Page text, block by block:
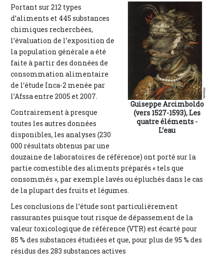
Guiseppe Arcimboldo
(vers 1527-1593), Les
quatre éléments -
L’eau
Portant sur 212 types
d’aliments et 445 substances
chimiques recherchées,
l’évaluation de l’exposition de
la population générale a été
faite à partir des données de
consommation alimentaire
de l’étude Inca-2 menée par
l’Afssa entre 2005 et 2007.
Contrairement à presque
toutes les autres données
disponibles, les analyses (230
000 résultats obtenus par une
douzaine de laboratoires de référence) ont porté sur la
partie comestible des aliments préparés « tels que
consommés », par exemple lavés ou épluchés dans le cas
de la plupart des fruits et légumes.
Les conclusions de l’étude sont particulièrement
rassurantes puisque tout risque de dépassement de la
valeur toxicologique de référence (VTR) est écarté pour
85 % des substances étudiées et que, pour plus de 95 % des
résidus des 283 substances actives